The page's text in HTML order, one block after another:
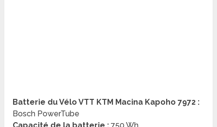
Batterie du Vélo VTT KTM Macina Kapoho 7972 :
Bosch PowerTube